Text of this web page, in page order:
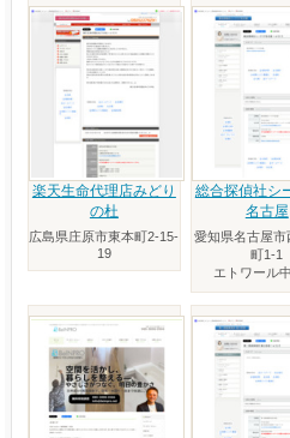
楽天生命代理店みどり
の杜
広島県庄原市東本町2-15-
19
総合探偵社シ
名古屋
愛知県名古屋市
町1-1
エトワール